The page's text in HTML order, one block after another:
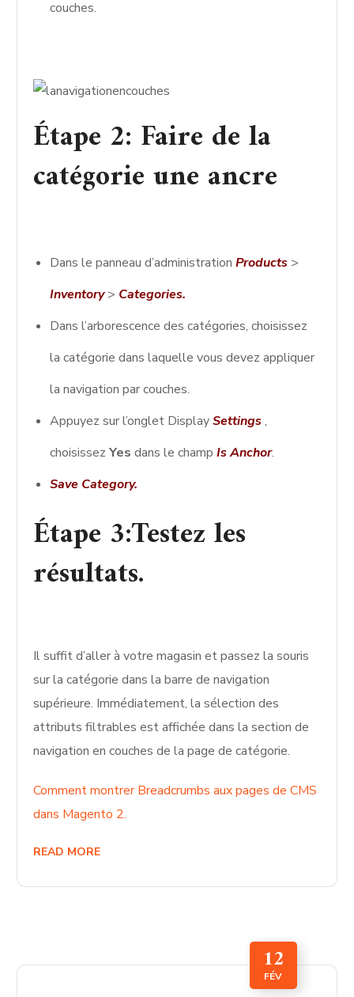
couches.
Étape 2: Faire de la
catégorie une ancre
Dans le panneau d’administrationProducts >
Inventory > Categories.
Dans l’arborescence des catégories, choisissez
la catégorie dans laquelle vous devez appliquer
la navigation par couches.
Appuyez sur l’onglet DisplaySettings,
choisissezYesdans le champIs Anchor.
Save Category.
Étape 3:Testez les
résultats.
Il suffit d’aller à votre magasin et passez la souris
sur la catégorie dans la barre de navigation
supérieure. Immédiatement, la sélection des
attributs filtrables est affichée dans la section de
navigation en couches de la page de catégorie.
Comment montrer Breadcrumbs aux pages de CMS
dans Magento 2.
READ MORE
12
FÉV